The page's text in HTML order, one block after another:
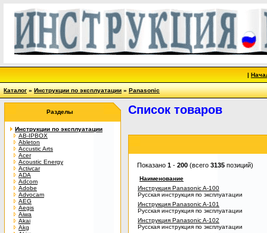
|
Каталог»Инструкции по эксплуатации»Panasonic
Разделы
Инструкции по эксплуатации
AB-IPBOX
Ableton
Accustic Arts
Acer
Acoustic Energy
Activcar
ADA
Adcom
Adobe
Advocam
AEG
Aegis
Aiwa
Akai
Akg
Список товаров
Показано 1 - 200 (всего 3135 позиций)
Наименование
Инструкция Panasonic A-100
Русская инструкция по эксплуатации
Инструкция Panasonic A-101
Русская инструкция по эксплуатации
Инструкция Panasonic A-102
Русская инструкция по эксплуатации